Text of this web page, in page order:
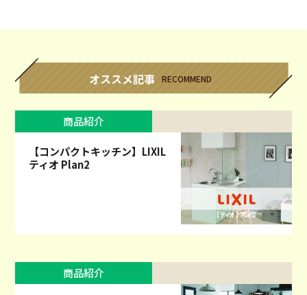
オススメ記事 RECOMMEND
商品紹介
【コンパクトキッチン】LIXIL
ティオ Plan2
商品紹介